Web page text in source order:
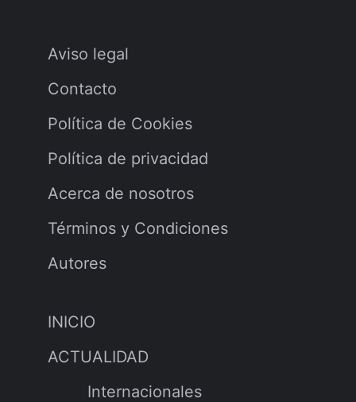
Aviso legal
Contacto
Política de Cookies
Política de privacidad
Acerca de nosotros
Términos y Condiciones
Autores
INICIO
ACTUALIDAD
Internacionales